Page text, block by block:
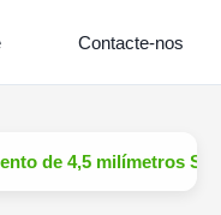
Contacte-nos
de 4,5 milímetros Spc